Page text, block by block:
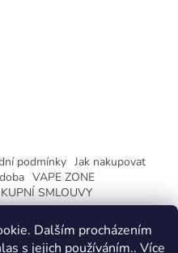
Dalším procházením
s jejich používáním.. Více
podmínky Jak nakupovat
VAPE ZONE
SMLOUVY